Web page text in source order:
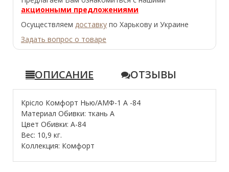
акционными предложениями
Осуществляем доставку по Харькову и Украине
Задать вопрос о товаре
ОПИСАНИЕ ОТЗЫВЫ
Крісло Комфорт Нью/АМФ-1 А -84
Материал Обивки: ткань А
Цвет Обивки: А-84
Вес: 10,9 кг.
Коллекция: Комфорт